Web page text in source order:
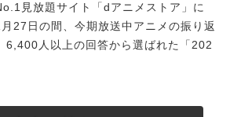
見放題サイト「dアニメストア」に
27日の間、今期放送中アニメの振り返
6,400人以上の回答から選ばれた「202